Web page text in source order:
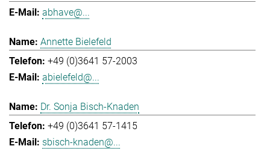
abhave@...
Annette Bielefeld
+49 (0)3641 57-2003
abielefeld@...
Dr. Sonja Bisch-Knaden
+49 (0)3641 57-1415
sbisch-knaden@...